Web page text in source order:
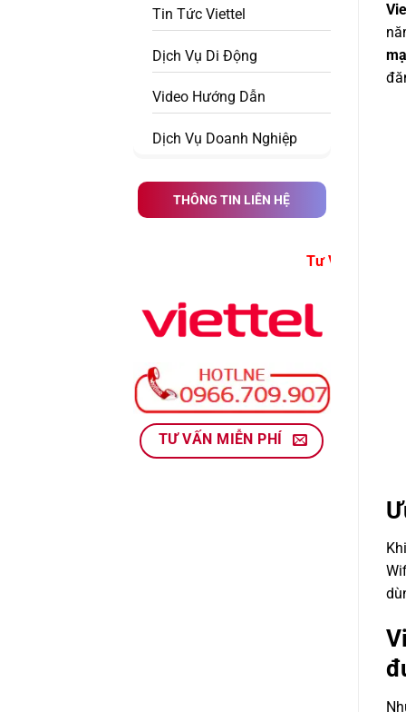
Tin Tức Viettel
Dịch Vụ Di Động
Video Hướng Dẫn
Dịch Vụ Doanh Nghiệp
THÔNG TIN LIÊN HỆ
TƯ VẤN MIỄN PHÍ
Khi